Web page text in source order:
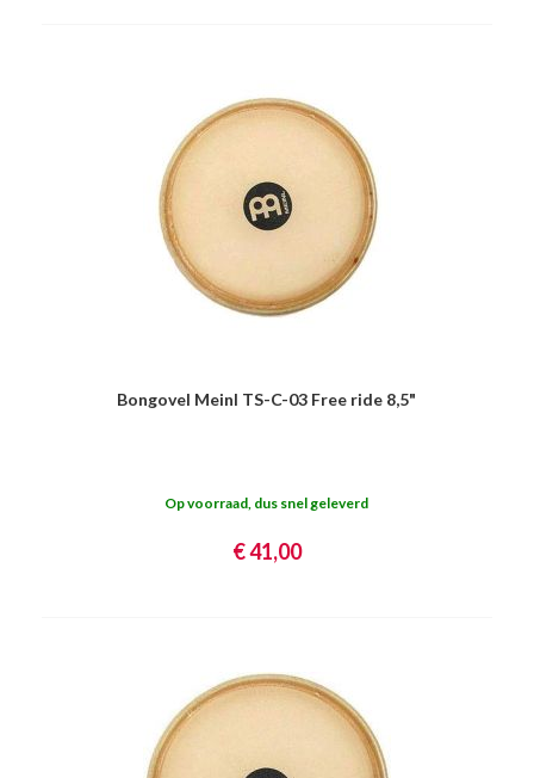
Bongovel Meinl TS-C-03 Free ride 8,5"
Op voorraad, dus snel geleverd
€ 41,00